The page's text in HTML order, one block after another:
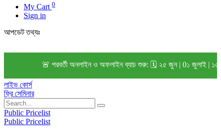
My Cart 0
Sign in
আপডেট তথ্যঃ
🚨 পরবর্তী অনলাইন ও অফলাইন ব্যাচ শুরু: 🗓️ ২৫ জুন | 0১ জুলাই | ১৫
লাইভ কোর্স
ফ্রি সেমিনার
Public Pricelist
Public Pricelist